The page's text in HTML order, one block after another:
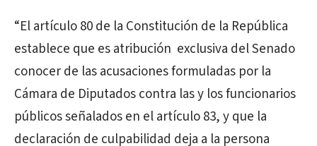
“El artículo 80 de la Constitución de la República
establece que es atribución exclusiva del Senado
conocer de las acusaciones formuladas por la
Cámara de Diputados contra las y los funcionarios
públicos señalados en el artículo 83, y que la
declaración de culpabilidad deja a la persona